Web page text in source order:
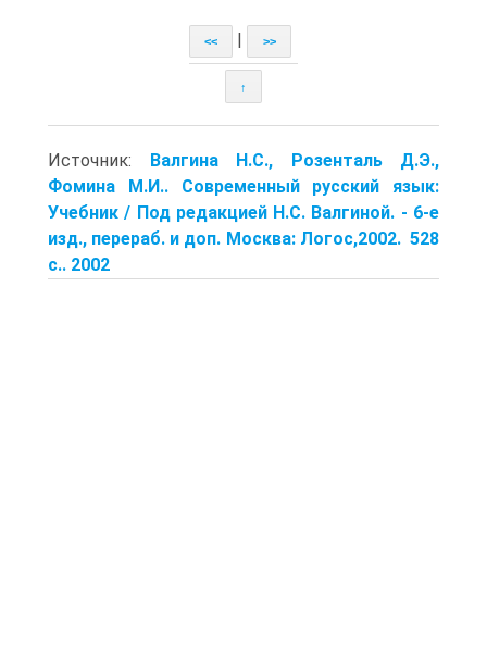
<< >>
↑
Источник: Валгина Н.С., Розенталь Д.Э.,
Фомина М.И.. Современный русский язык:
Учебник / Под редакцией Н.С. Валгиной. - 6-е
изд., перераб. и доп. Москва: Логос,2002. 528
с.. 2002